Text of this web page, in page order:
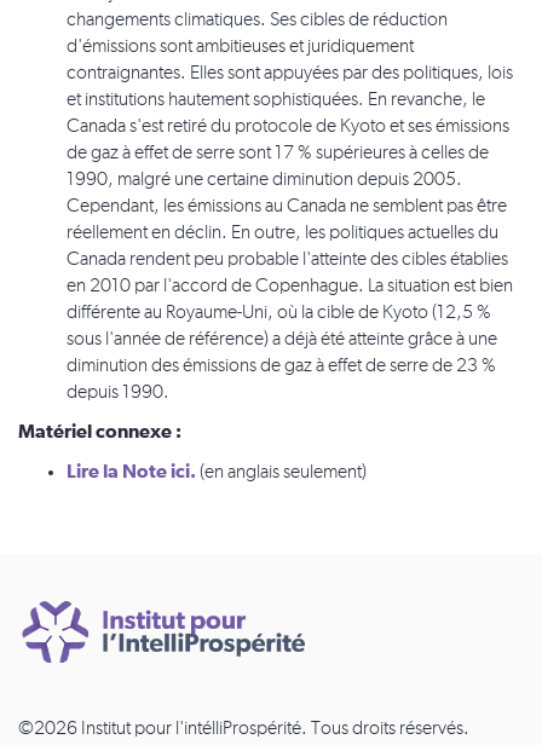
changements climatiques. Ses cibles de réduction
d'émissions sont ambitieuses et juridiquement
contraignantes. Elles sont appuyées par des politiques, lois
et institutions hautement sophistiquées. En revanche, le
Canada s'est retiré du protocole de Kyoto et ses émissions
de gaz à effet de serre sont 17 % supérieures à celles de
1990, malgré une certaine diminution depuis 2005.
Cependant, les émissions au Canada ne semblent pas être
réellement en déclin. En outre, les politiques actuelles du
Canada rendent peu probable l'atteinte des cibles établies
en 2010 par l'accord de Copenhague. La situation est bien
différente au Royaume-Uni, où la cible de Kyoto (12,5 %
sous l'année de référence) a déjà été atteinte grâce à une
diminution des émissions de gaz à effet de serre de 23 %
depuis 1990.
Matériel connexe :
Lire la Note ici. (en anglais seulement)
©2026 Institut pour l'intélliProspérité. Tous droits réservés.